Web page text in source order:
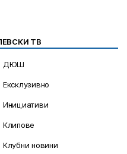
ТВ
ДЮШ
Ексклузивно
Инициативи
Клипове
Клубни новини